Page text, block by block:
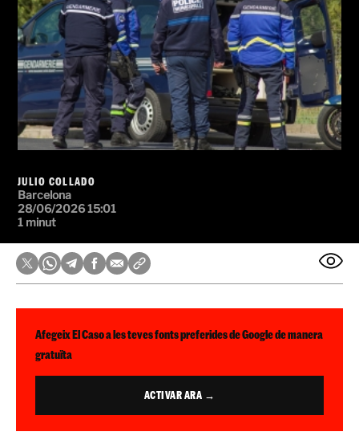
JULIO COLLADO
Barcelona
28/06/2026 15:01
1 minut
Afegeix El Caso a les teves fonts preferides de Google de manera
gratuïta
ACTIVAR ARA →